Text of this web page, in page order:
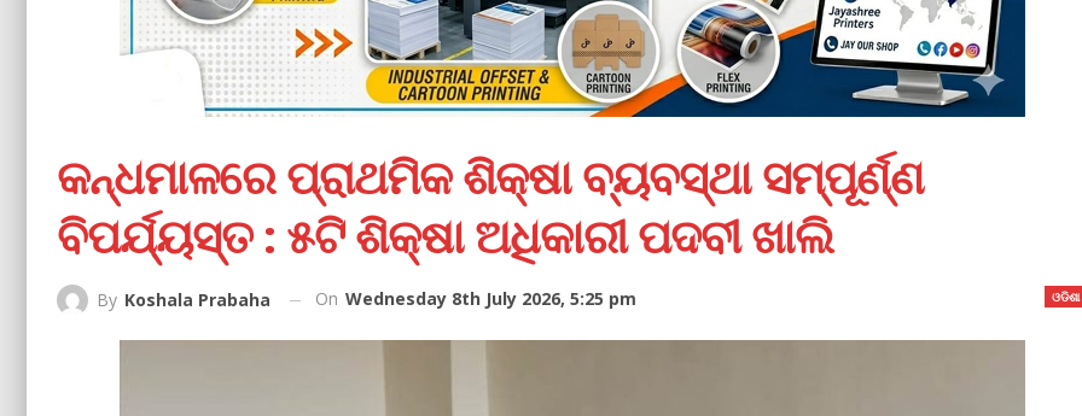
କନ୍ଧମାଳରେ ପ୍ରାଥମିକ ଶିକ୍ଷା ବ୍ୟବସ୍ଥା ସମ୍ପୂର୍ଣ୍ଣ
ବିପର୍ଯ୍ୟସ୍ତ : ୫ଟି ଶିକ୍ଷା ଅଧିକାରୀ ପଦବୀ ଖାଲି
ଓଡିଶା
By Koshala Prabaha On Wednesday 8th July 2026, 5:25 pm